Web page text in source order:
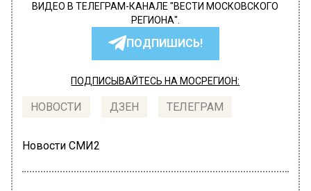
ВИДЕО В ТЕЛЕГРАМ-КАНАЛЕ "ВЕСТИ МОСКОВСКОГО
РЕГИОНА".
ПОДПИШИСЬ!
ПОДПИСЫВАЙТЕСЬ НА МОСРЕГИОН:
НОВОСТИ ДЗЕН ТЕЛЕГРАМ
Новости СМИ2